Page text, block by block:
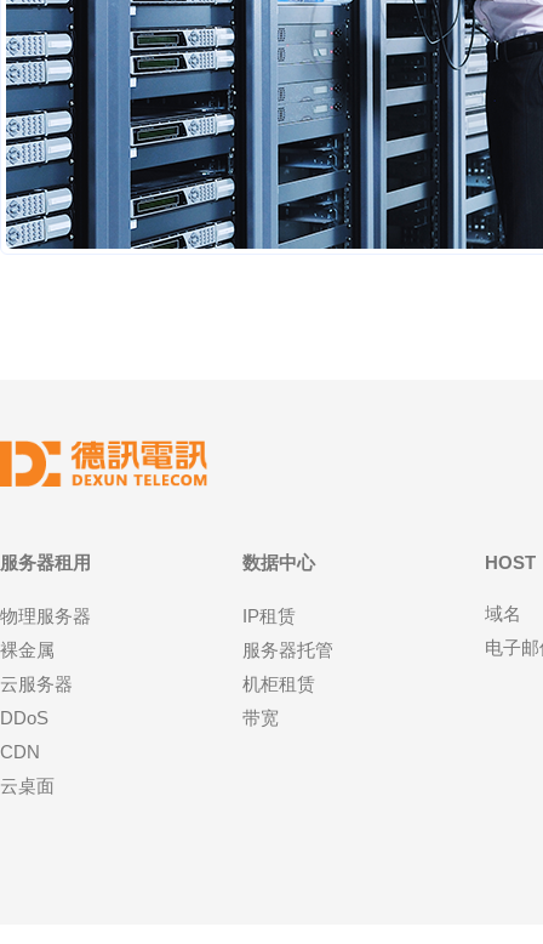
服务器租用
物理服务器
裸金属
云服务器
DDoS
CDN
云桌面
数据中心
IP租赁
服务器托管
机柜租赁
带宽
HOST
域名
电子